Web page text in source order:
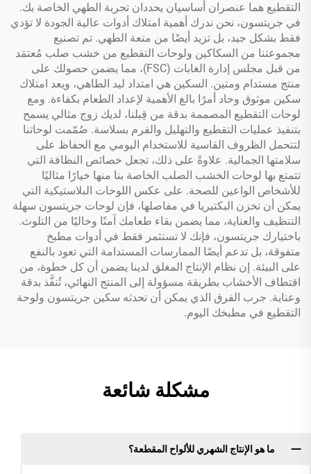
التقطيع هما عنصران أساسيان يحددان تجربة الطهي الخاصة بك.
في جريتسون، نحن ندرك أهمية امتلاك أدوات عالية الجودة لا تؤدي
فقط بشكل جيد، بل تزيد أيضًا من متعة الطهي. تم تصنيع
مجموعتنا من السكاكين ولوحات التقطيع من خشب صلب مُعتمَد
من قبل مجلس إدارة الغابات (FSC)، مما يضمن حصولك على
منتج مستدام ومتين. السكين هي امتداد ليد الطاهي، ويعد امتلاك
سكين موثوق وحاد أمرًا بالغ الأهمية لإعداد الطعام بكفاءة. ومع
لوحات التقطيع المصممة بدقة من قِبلنا، لديك زوج مثالي يسمح
بتنفيذ عمليات التقطيع والتهليل والفرم بسلاسة. صُمّمت لوحاتنا
لتتحمل الظروف القاسية للاستخدام اليومي مع الحفاظ على
سلامتها الجمالية. علاوةً على ذلك، تجعل خصائص النظافة التي
تتمتع بها لوحات الخشب الصلب الخاصة بنا منها خيارًا مثاليًا
للأشخاص الواعين للصحة. على عكس اللوحات البلاستيكية التي
يمكن أن تخزن البكتيريا في مفاصلها، فإن لوحات جريتسون سهلة
التنظيف والعناية، مما يضمن بقاء طعامك آمنًا وخاليًا من التلوث.
باختيارك جريتسون، فإنك لا تستثمر فقط في أدوات مطبخ
متفوقة، بل تدعم أيضًا الممارسات المستدامة التي تعود بالنفع
على البيئة. إن نظام الإنتاج المغلق لدينا يضمن أن كل خطوة، من
اقتطاف الأخشاب بطريقة مسؤولة إلى المنتج النهائي، تُنفَّذ بدقة
وعناية. جرب الفرق الذي يمكن أن تحدثه سكين جريتسون ولوحة
التقطيع في مطبخك اليوم.
مشكلة شائعة
ما هو الإنتاج الشهري للألواح المقطعة؟